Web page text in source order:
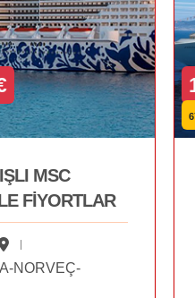
MSC
İLE FİYORTLAR
NORVEÇ-